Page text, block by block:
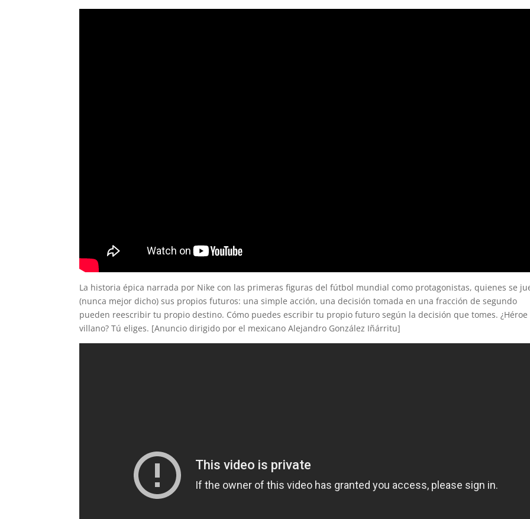
La historia épica narrada por Nike con las primeras figuras del fútbol mundial como protagonistas, quienes se
(nunca mejor dicho) sus propios futuros: una simple acción, una decisión tomada en una fracción de segundo
pueden reescribir tu propio destino. Cómo puedes escribir tu propio futuro según la decisión que tomes. ¿Héroe
villano? Tú eliges. [Anuncio dirigido por el mexicano Alejandro González Iñárritu]